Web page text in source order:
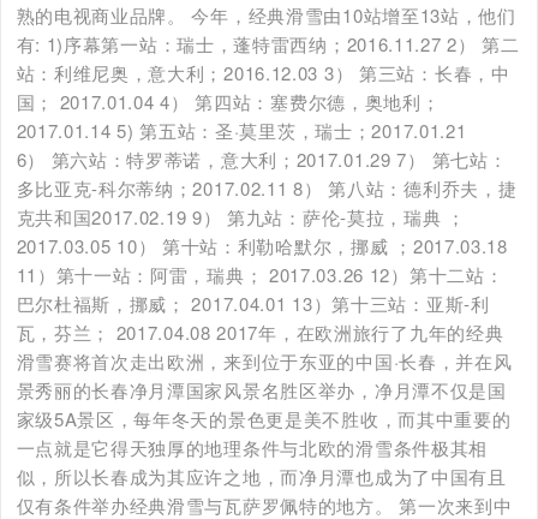
熟的电视商业品牌。 今年，经典滑雪由10站增至13站，他们
有: 1)序幕第一站：瑞士，蓬特雷西纳；2016.11.27 2） 第二
站：利维尼奥，意大利；2016.12.03 3） 第三站：长春，中
国； 2017.01.04 4） 第四站：塞费尔德，奥地利；
2017.01.14 5) 第五站：圣·莫里茨，瑞士；2017.01.21
6） 第六站：特罗蒂诺，意大利；2017.01.29 7） 第七站：
多比亚克-科尔蒂纳；2017.02.11 8） 第八站：德利乔夫，捷
克共和国2017.02.19 9） 第九站：萨伦-莫拉，瑞典 ；
2017.03.05 10） 第十站：利勒哈默尔，挪威 ；2017.03.18
11）第十一站：阿雷，瑞典； 2017.03.26 12）第十二站：
巴尔杜福斯，挪威； 2017.04.01 13）第十三站：亚斯-利
瓦，芬兰； 2017.04.08 2017年，在欧洲旅行了九年的经典
滑雪赛将首次走出欧洲，来到位于东亚的中国·长春，并在风
景秀丽的长春净月潭国家风景名胜区举办，净月潭不仅是国
家级5A景区，每年冬天的景色更是美不胜收，而其中重要的
一点就是它得天独厚的地理条件与北欧的滑雪条件极其相
似，所以长春成为其应许之地，而净月潭也成为了中国有且
仅有条件举办经典滑雪与瓦萨罗佩特的地方。 第一次来到中